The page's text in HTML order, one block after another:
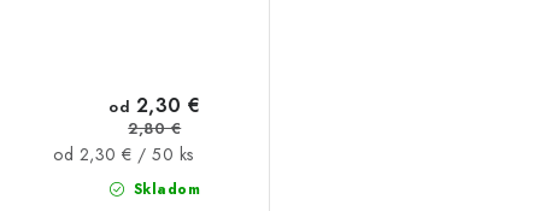
Skladom
od 2,30 €
2,80 €
Jednotková
od 2,30 € / 50 ks